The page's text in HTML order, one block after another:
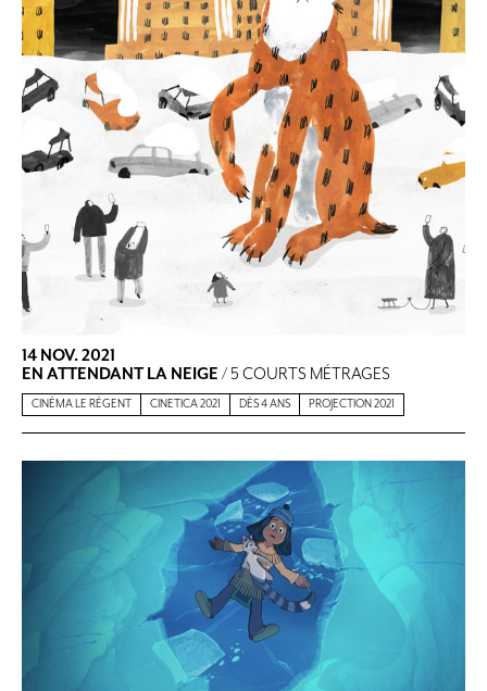
14 NOV. 2021
EN ATTENDANT LA NEIGE / 5 COURTS MÉTRAGES
CINÉMA LE RÉGENT CINETICA 2021 DÈS 4 ANS PROJECTION 2021